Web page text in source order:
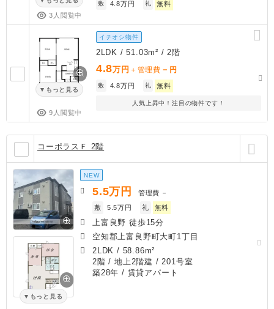
3人閲覧中
敷 4.8万円 礼 無料
もっと見る
9人閲覧中
イチオシ物件
2LDK / 51.03m² / 2階
4.8万円 ＋管理費 － 円
敷 4.8万円 礼 無料
人気上昇中！注目の物件です！
コーポラスＦ 2階
もっと見る
NEW
5.5万円 管理費 －
敷
5.5万円 礼 無料
上富良野 徒歩15分
空知郡上富良野町大町1丁目
2LDK / 58.86m²
2階 / 地上2階建 / 201号室
築28年 / 賃貸アパート